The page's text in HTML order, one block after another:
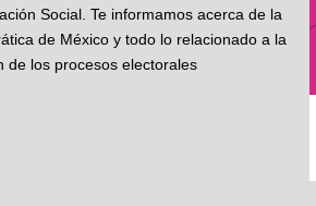
Social. Te informamos acerca de la
de México y todo lo relacionado a la
de los procesos electorales